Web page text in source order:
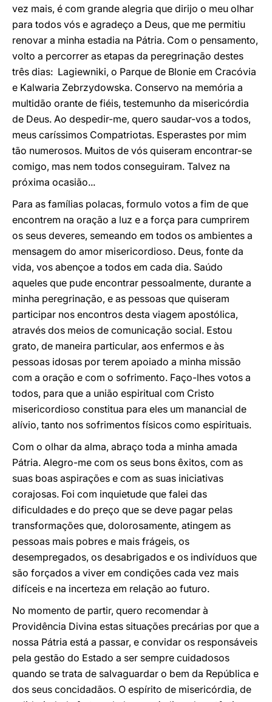
vez mais, é com grande alegria que dirijo o meu olhar
para todos vós e agradeço a Deus, que me permitiu
renovar a minha estadia na Pátria. Com o pensamento,
volto a percorrer as etapas da peregrinação destes
três dias: Lagiewniki, o Parque de Blonie em Cracóvia
e Kalwaria Zebrzydowska. Conservo na memória a
multidão orante de fiéis, testemunho da misericórdia
de Deus. Ao despedir-me, quero saudar-vos a todos,
meus caríssimos Compatriotas. Esperastes por mim
tão numerosos. Muitos de vós quiseram encontrar-se
comigo, mas nem todos conseguiram. Talvez na
próxima ocasião...
Para as famílias polacas, formulo votos a fim de que
encontrem na oração a luz e a força para cumprirem
os seus deveres, semeando em todos os ambientes a
mensagem do amor misericordioso. Deus, fonte da
vida, vos abençoe a todos em cada dia. Saúdo
aqueles que pude encontrar pessoalmente, durante a
minha peregrinação, e as pessoas que quiseram
participar nos encontros desta viagem apostólica,
através dos meios de comunicação social. Estou
grato, de maneira particular, aos enfermos e às
pessoas idosas por terem apoiado a minha missão
com a oração e com o sofrimento. Faço-lhes votos a
todos, para que a união espiritual com Cristo
misericordioso constitua para eles um manancial de
alívio, tanto nos sofrimentos físicos como espirituais.
Com o olhar da alma, abraço toda a minha amada
Pátria. Alegro-me com os seus bons êxitos, com as
suas boas aspirações e com as suas iniciativas
corajosas. Foi com inquietude que falei das
dificuldades e do preço que se deve pagar pelas
transformações que, dolorosamente, atingem as
pessoas mais pobres e mais frágeis, os
desempregados, os desabrigados e os indivíduos que
são forçados a viver em condições cada vez mais
difíceis e na incerteza em relação ao futuro.
No momento de partir, quero recomendar à
Providência Divina estas situações precárias por que a
nossa Pátria está a passar, e convidar os responsáveis
pela gestão do Estado a ser sempre cuidadosos
quando se trata de salvaguardar o bem da República e
dos seus concidadãos. O espírito de misericórdia, de